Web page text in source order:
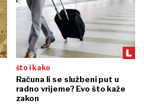
što i kako
Računa li se službeni put u
radno vrijeme? Evo što kaže
zakon